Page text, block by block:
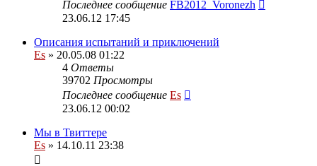
Последнее сообщение FB2012_Voronezh
23.06.12 17:45
Описания испытаний и приключений
Es » 20.05.08 01:22
4 Ответы
39702 Просмотры
Последнее сообщение Es
23.06.12 00:02
Мы в Твиттере
Es » 14.10.11 23:38